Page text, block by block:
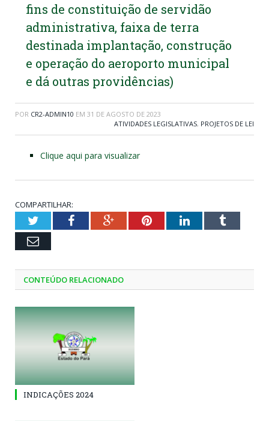
fins de constituição de servidão
administrativa, faixa de terra
destinada implantação, construção
e operação do aeroporto municipal
e dá outras providências)
POR CR2-ADMIN10 EM 31 DE AGOSTO DE 2023
ATIVIDADES LEGISLATIVAS, PROJETOS DE LEI
Clique aqui para visualizar
COMPARTILHAR:
TwitterFacebookGoogle+PinterestLinkedInTumblr
Email
CONTEÚDO RELACIONADO
INDICAÇÕES 2024